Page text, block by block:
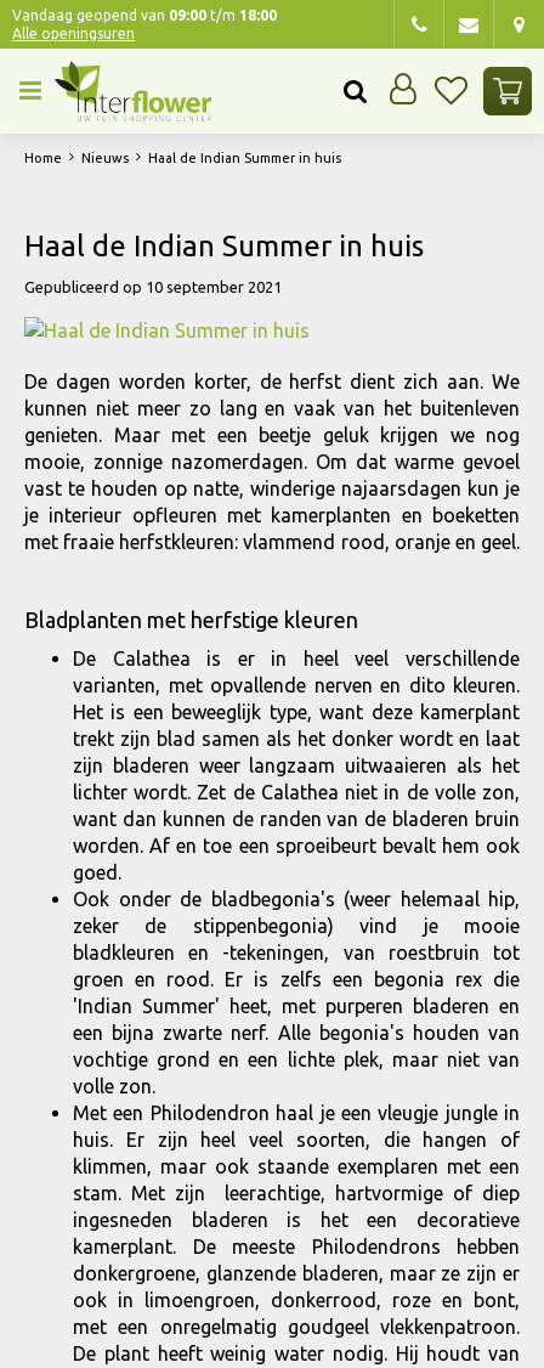
Home Nieuws Haal de Indian Summer in huis
Vandaag geopend van 09:00 t/m 18:00
Alle openingsuren
Haal de Indian Summer in huis
Gepubliceerd op 10 september 2021
De dagen worden korter, de herfst dient zich aan. We
kunnen niet meer zo lang en vaak van het buitenleven
genieten. Maar met een beetje geluk krijgen we nog
mooie, zonnige nazomerdagen. Om dat warme gevoel
vast te houden op natte, winderige najaarsdagen kun je
je interieur opfleuren met kamerplanten en boeketten
met fraaie herfstkleuren: vlammend rood, oranje en geel.
Bladplanten met herfstige kleuren
De Calathea is er in heel veel verschillende
varianten, met opvallende nerven en dito kleuren.
Het is een beweeglijk type, want deze kamerplant
trekt zijn blad samen als het donker wordt en laat
zijn bladeren weer langzaam uitwaaieren als het
lichter wordt. Zet de Calathea niet in de volle zon,
want dan kunnen de randen van de bladeren bruin
worden. Af en toe een sproeibeurt bevalt hem ook
goed.
Ook onder de bladbegonia's (weer helemaal hip,
zeker de stippenbegonia) vind je mooie
bladkleuren en -tekeningen, van roestbruin tot
groen en rood. Er is zelfs een begonia rex die
'Indian Summer' heet, met purperen bladeren en
een bijna zwarte nerf. Alle begonia's houden van
vochtige grond en een lichte plek, maar niet van
volle zon.
Met een Philodendron haal je een vleugje jungle in
huis. Er zijn heel veel soorten, die hangen of
klimmen, maar ook staande exemplaren met een
stam. Met zijn leerachtige, hartvormige of diep
ingesneden bladeren is het een decoratieve
kamerplant. De meeste Philodendrons hebben
donkergroene, glanzende bladeren, maar ze zijn er
ook in limoengroen, donkerrood, roze en bont,
met een onregelmatig goudgeel vlekkenpatroon.
De plant heeft weinig water nodig. Hij houdt van